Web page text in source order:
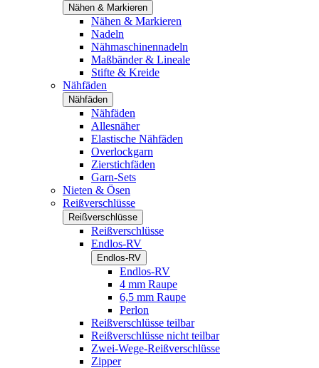
Nähen & Markieren
Nähen & Markieren
Nadeln
Nähmaschinennadeln
Maßbänder & Lineale
Stifte & Kreide
Nähfäden
Nähfäden
Nähfäden
Allesnäher
Elastische Nähfäden
Overlockgarn
Zierstichfäden
Garn-Sets
Nieten & Ösen
Reißverschlüsse
Reißverschlüsse
Reißverschlüsse
Endlos-RV
Endlos-RV
Endlos-RV
4 mm Raupe
6,5 mm Raupe
Perlon
Reißverschlüsse teilbar
Reißverschlüsse nicht teilbar
Zwei-Wege-Reißverschlüsse
Zipper